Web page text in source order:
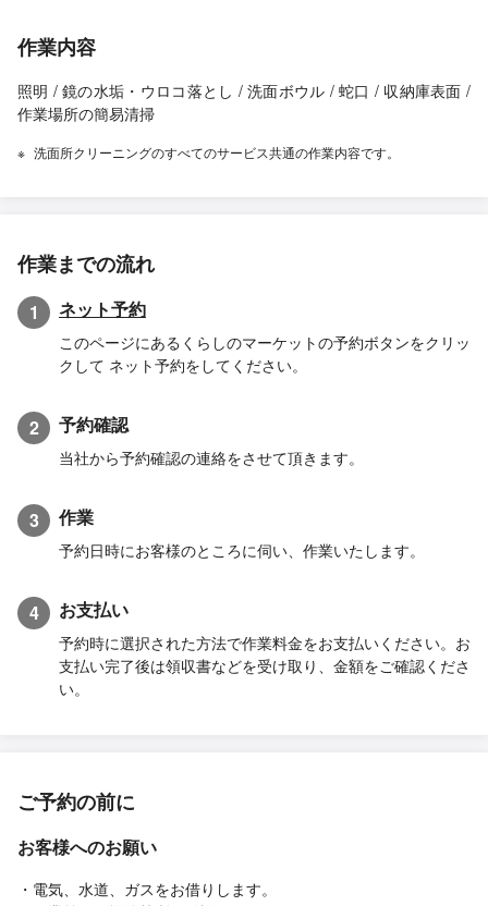
作業内容
照明 / 鏡の水垢・ウロコ落とし / 洗面ボウル / 蛇口 / 収納庫表面 /
作業場所の簡易清掃
洗面所クリーニングのすべてのサービス共通の作業内容です。
作業までの流れ
1 ネット予約
このページにあるくらしのマーケットの予約ボタンをクリッ
クして ネット予約をしてください。
2 予約確認
当社から予約確認の連絡をさせて頂きます。
3 作業
予約日時にお客様のところに伺い、作業いたします。
4 お支払い
予約時に選択された方法で作業料金をお支払いください。お
支払い完了後は領収書などを受け取り、金額をご確認くださ
い。
ご予約の前に
お客様へのお願い
・電気、水道、ガスをお借りします。